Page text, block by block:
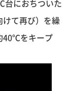
台におちついた
て再び）を繰
40℃をキープ